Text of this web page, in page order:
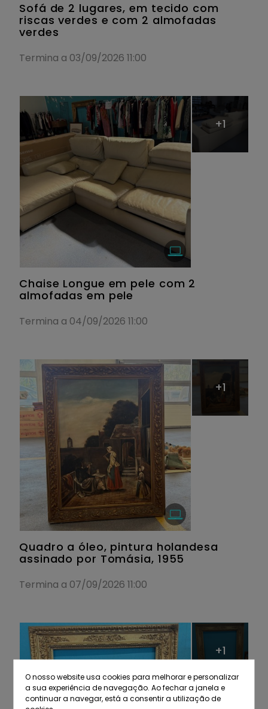
O nosso website usa cookies para melhorar e personalizar
a sua experiência de navegação. Ao fechar a janela e
continuar a navegar, está a consentir a utilização de
Sofá de 2 lugares, em tecido com
riscas verdes e com 2 almofadas
verdes
Termina a 03/09/2026 11:00
+1
Chaise Longue em pele com 2
almofadas em pele
Termina a 04/09/2026 11:00
+1
Quadro a óleo, pintura holandesa
assinado por Tomásia, 1955
Termina a 07/09/2026 11:00
+1